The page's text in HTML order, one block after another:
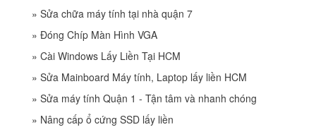
» Sửa chữa máy tính tại nhà quận 7
» Đóng Chíp Màn Hình VGA
» Cài Windows Lấy Liền Tại HCM
» Sửa Mainboard Máy tính, Laptop lấy liền HCM
» Sửa máy tính Quận 1 - Tận tâm và nhanh chóng
» Nâng cấp ổ cứng SSD lấy liền